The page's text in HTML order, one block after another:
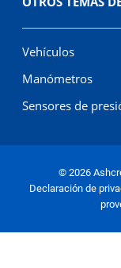
Vehículos
Manómetros
Sensores de
© 2026
Declaración de